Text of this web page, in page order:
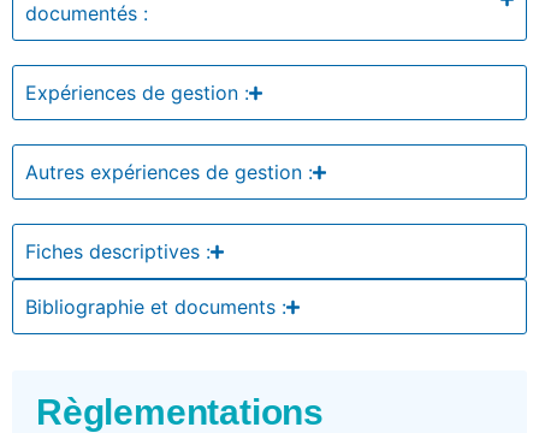
documentés :
Expériences de gestion :
Autres expériences de gestion :
Fiches descriptives :
Bibliographie et documents :
Règlementations